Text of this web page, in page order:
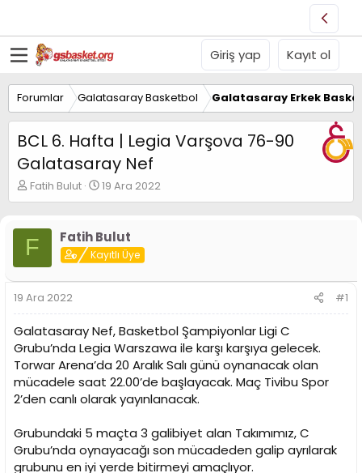
Giriş yap Kayıt ol
Forumlar Galatasaray Basketbol Galatasaray Erkek
BCL 6. Hafta | Legia Varşova 76-90
Galatasaray Nef
K
o
u
y
B
a
ş
l
a
t
a
n
Fatih Bulut
B
a
l
a
n
ı
t
a
r
i
h
i
19 Ara 2022
F Fatih Bulut
Kayıtlı Üye
19 Ara 2022 #1
Galatasaray Nef, Basketbol Şampiyonlar Ligi C
Grubu’nda Legia Warszawa ile karşı karşıya gelecek.
Torwar Arena’da 20 Aralık Salı günü oynanacak olan
mücadele saat 22.00’de başlayacak. Maç Tivibu Spor
2’den canlı olarak yayınlanacak.
Grubundaki 5 maçta 3 galibiyet alan Takımımız, C
Grubu’nda oynayacağı son mücadeden galip ayrılarak
grubunu en iyi yerde bitirmeyi amaçlıyor.